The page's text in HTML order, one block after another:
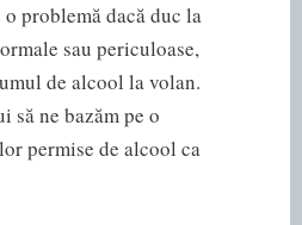
problemă dacă duc la
sau periculoase,
de alcool la volan.
să ne bazăm pe o
permise de alcool ca